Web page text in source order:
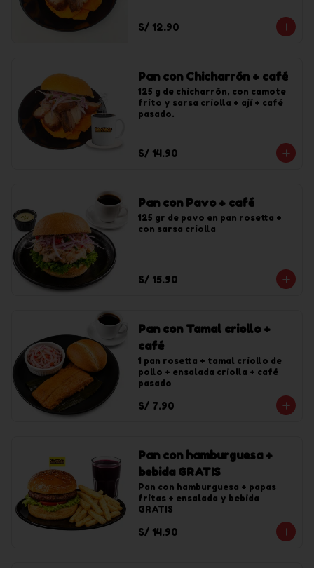
S/ 12.90
Pan con Chicharrón + café
125 g de chicharrón, con camote
frito y sarsa criolla + ají + café
pasado.
S/ 14.90
Pan con Pavo + café
125 gr de pavo en pan rosetta +
con sarsa criolla
S/ 15.90
Pan con Tamal criollo +
café
1 pan rosetta + tamal criollo de
pollo + ensalada criolla + café
pasado
S/ 7.90
Pan con hamburguesa +
bebida GRATIS
Pan con hamburguesa + papas
fritas + ensalada y bebida
GRATIS
S/ 14.90